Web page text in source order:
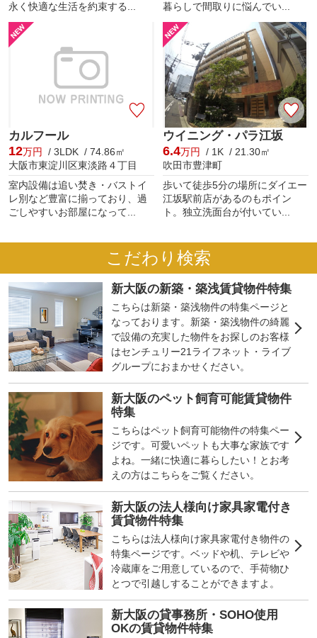
永く快適な生活を約束する...
暮らしで間取りに悩んでい...
カルフール
12万円 / 3LDK / 74.86㎡
大阪市東淀川区東淡路４丁目
室内設備は追い焚き・バストイ
レ別など豊富に揃っており、過
ごしやすいお部屋になって...
ウイニング・パラ江坂
6.4万円 / 1K / 21.30㎡
吹田市豊津町
歩いて徒歩5分の場所にダイエー
江坂駅前店があるのもポイン
ト。独立洗面台が付いてい...
こだわり検索
新大阪の新築・築浅賃貸物件特集
こちらは新築・築浅物件の特集ページと
なっております。新築・築浅物件の綺麗
で設備の充実した物件をお探しのお客様
はセンチュリー21ライフネット・ライブ
グループにおまかせください。
新大阪のペット飼育可能賃貸物件
特集
こちらはペット飼育可能物件の特集ペー
ジです。可愛いペットも大事な家族です
よね。一緒に快適に暮らしたい！とお考
えの方はこちらをご覧ください。
新大阪の法人様向け家具家電付き
賃貸物件特集
こちらは法人様向け家具家電付き物件の
特集ページです。ベッドや机、テレビや
冷蔵庫をご用意しているので、手荷物ひ
とつで引越しすることができますよ。
新大阪の貸事務所・SOHO使用
OKの賃貸物件特集